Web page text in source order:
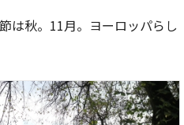
は秋。11月。ヨーロッパらし